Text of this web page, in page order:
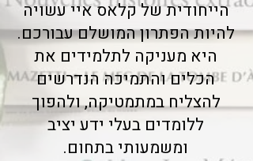
הייחודית של קלאס איי עשויה
להיות הפתרון המושלם עבורכם.
היא מעניקה לתלמידים את
הכלים והתמיכה הנדרשים
להצליח במתמטיקה, ולהפוך
ללומדים בעלי ידע יציב
ומשמעותי בתחום.